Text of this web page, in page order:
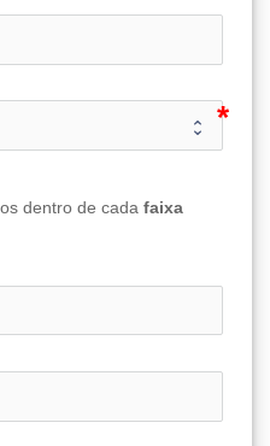
dentro de cada faixa